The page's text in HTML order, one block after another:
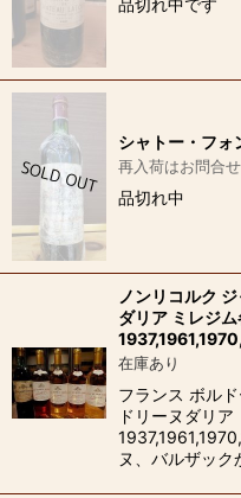
品切れ中です
シャトー・フ
再入荷はお問合
品切れ中
ノンリコルク
ダリア ミレジ
在庫あり
フランス ボル
ドリーヌダリ
ヌ、バルザッ